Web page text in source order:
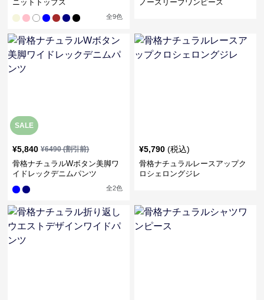
ニットトップス
全9色
ノースリーブワンピース
SALE
¥5,840 ¥6490(割引前)
骨格ナチュラルWボタン美脚ワ
イドレックデニムパンツ
全2色
¥5,790 (税込)
骨格ナチュラルレースアップク
ロシェロングジレ